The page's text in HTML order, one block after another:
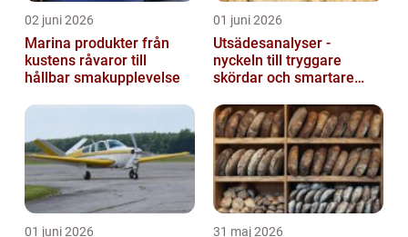
02 juni 2026
Marina produkter från
kustens råvaror till
hållbar smakupplevelse
01 juni 2026
Utsädesanalyser -
nyckeln till tryggare
skördar och smartare
01 juni 2026 31 maj 2026